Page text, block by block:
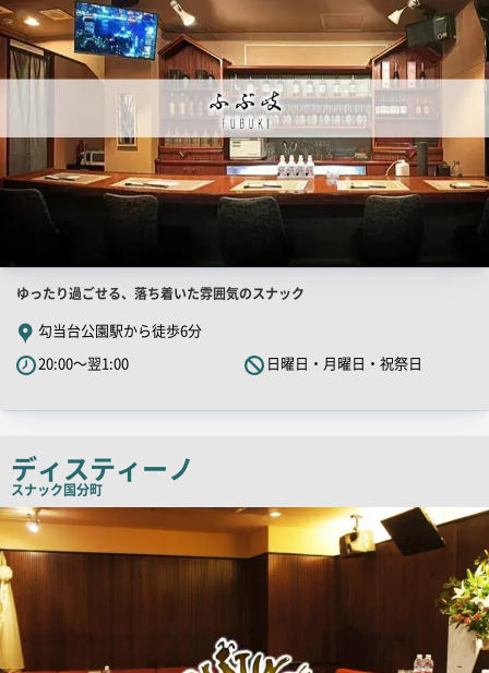
像
店
舗
PR
キ
コ
ピ
ー
ゆったり過ごせる、落ち着いた雰囲気のスナック
勾当台公園駅から徒歩6分
20:00～翌1:00
日曜日・月曜日・祝祭日
ディスティーノ
スナック国分町
店
舗
PR
画
像